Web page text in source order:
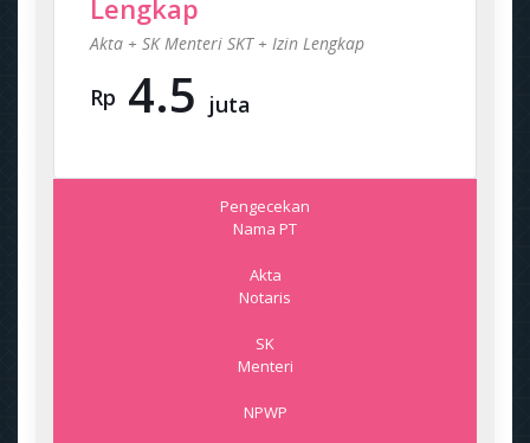
Lengkap
Akta + SK Menteri SKT + Izin Lengkap
Rp 4.5 juta
Pengecekan
Nama PT
Akta
Notaris
SK
Menteri
NPWP